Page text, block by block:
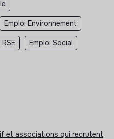
Emploi Environnement
Emploi Social
et associations qui recrutent